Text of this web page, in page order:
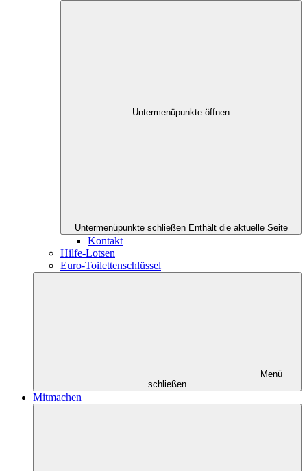
Untermenüpunkte öffnen
Untermenüpunkte schließen Enthält die aktuelle Seite
Kontakt
Hilfe-Lotsen
Euro-Toilettenschlüssel
Menü
schließen
Mitmachen